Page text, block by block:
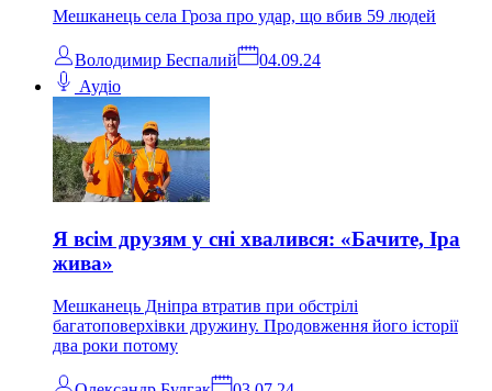
Мешканець села Гроза про удар, що вбив 59 людей
Володимир Беспалий
04.09.24
Аудіо
Я всім друзям у сні хвалився: «Бачите, Іра
жива»
Мешканець Дніпра втратив при обстрілі
багатоповерхівки дружину. Продовження його історії
два роки потому